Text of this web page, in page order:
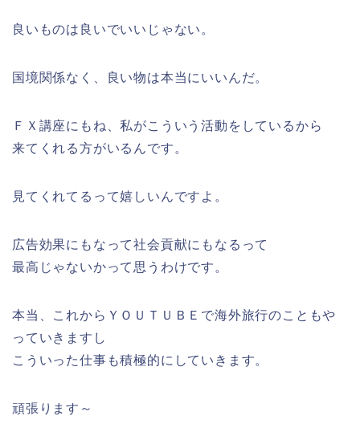
良いものは良いでいいじゃない。
国境関係なく、良い物は本当にいいんだ。
ＦＸ講座にもね、私がこういう活動をしているから
来てくれる方がいるんです。
見てくれてるって嬉しいんですよ。
広告効果にもなって社会貢献にもなるって
最高じゃないかって思うわけです。
本当、これからＹＯＵＴＵＢＥで海外旅行のこともや
っていきますし
こういった仕事も積極的にしていきます。
頑張ります～